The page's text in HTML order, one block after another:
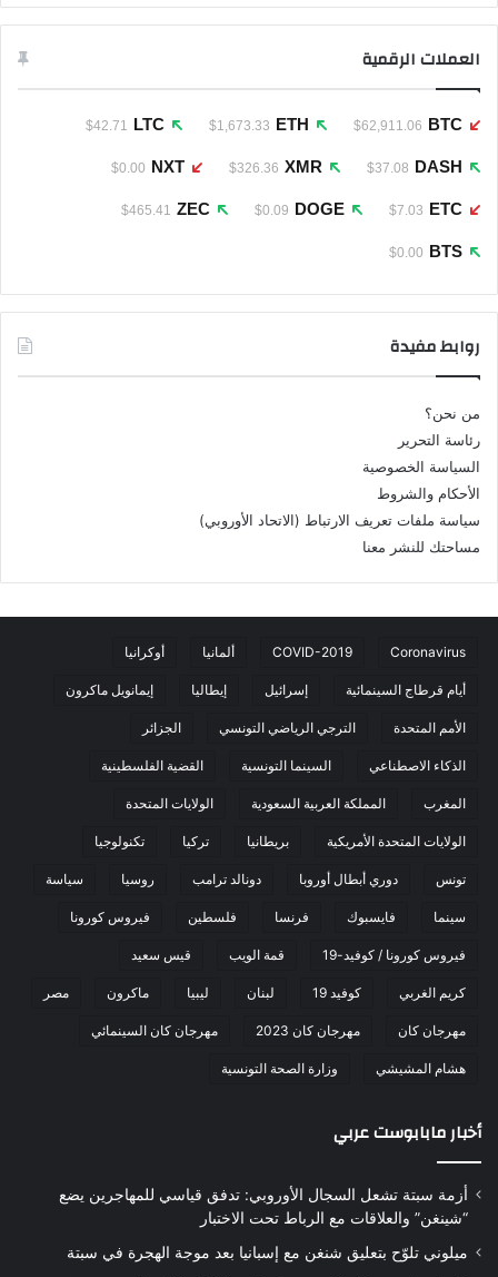
العملات الرقمية
BTC
$62,911.06
ETH
$1,673.33
LTC
$42.71
DASH
$37.08
XMR
$326.36
NXT
$0.00
ETC
$7.03
DOGE
$0.09
ZEC
$465.41
BTS
$0.00
روابط مفيدة
من نحن؟
رئاسة التحرير
السياسة الخصوصية
الأحكام والشروط
سياسة ملفات تعريف الارتباط (الاتحاد الأوروبي)
مساحتك للنشر معنا
Coronavirus
COVID-2019 ألمانيا أوكرانيا
أيام قرطاج السينمائية إسرائيل إيطاليا إيمانويل ماكرون
الأمم المتحدة الترجي الرياضي التونسي الجزائر
الذكاء الاصطناعي السينما التونسية القضية الفلسطينية
المغرب المملكة العربية السعودية الولايات المتحدة
الولايات المتحدة الأمريكية بريطانيا تركيا تكنولوجيا
تونس دوري أبطال أوروبا دونالد ترامب روسيا سياسة
سينما فايسبوك فرنسا فلسطين فيروس كورونا
فيروس كورونا / كوفيد-19 قمة الويب قيس سعيد
كريم الغربي كوفيد 19 لبنان ليبيا ماكرون مصر
مهرجان كان مهرجان كان 2023 مهرجان كان السينمائي
هشام المشيشي وزارة الصحة التونسية
أخبار مابابوست عربي
أزمة سبتة تشعل السجال الأوروبي: تدفق قياسي للمهاجرين يضع
“شينغن” والعلاقات مع الرباط تحت الاختبار
ميلوني تلوّح بتعليق شنغن مع إسبانيا بعد موجة الهجرة في سبتة